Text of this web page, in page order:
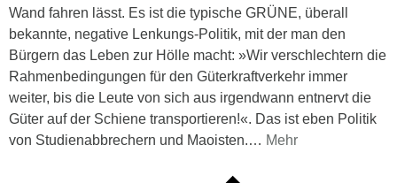
Wand fahren lässt. Es ist die typische GRÜNE, überall
bekannte, negative Lenkungs-Politik, mit der man den
Bürgern das Leben zur Hölle macht: »Wir verschlechtern die
Rahmenbedingungen für den Güterkraftverkehr immer
weiter, bis die Leute von sich aus irgendwann entnervt die
Güter auf der Schiene transportieren!«. Das ist eben Politik
von Studienabbrechern und Maoisten.… Mehr